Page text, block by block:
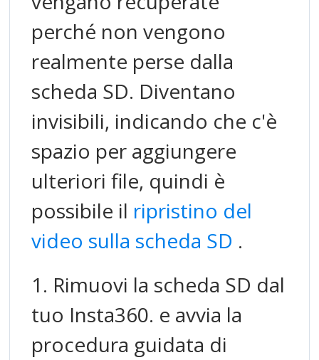
perché non vengono
realmente perse dalla
scheda SD. Diventano
invisibili, indicando che c'è
spazio per aggiungere
ulteriori file, quindi è
possibile il ripristino del
video sulla scheda SD .
1. Rimuovi la scheda SD dal
tuo Insta360. e avvia la
procedura guidata di